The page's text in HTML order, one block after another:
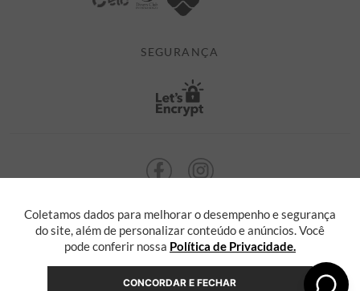
Coletamos dados para melhorar o desempenho e segurança
do site, além de personalizar conteúdo e anúncios. Você
pode conferir nossa Política de Privacidade.
CONCORDAR E FECHAR
ATENDIMENTO@ALEATORYSTORE.COM.BR
SEGURANÇA
ALEATORY @ 2013 TODOS OS DIREITOS RESERVADOS. Radasha Comércio
Eletrônico e Serviços Ltda, com sede na Rua F, nº 329, LT12 QDXI
Serra, Espírito Santo - ES, inscrita no CNPJ sob o nº 55.871.646/0001-36